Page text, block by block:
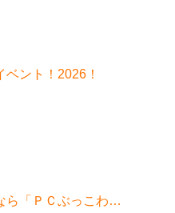
ント！2026！
ら「ＰＣぶっこわ